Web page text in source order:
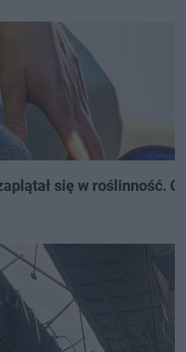
się w roślinność.